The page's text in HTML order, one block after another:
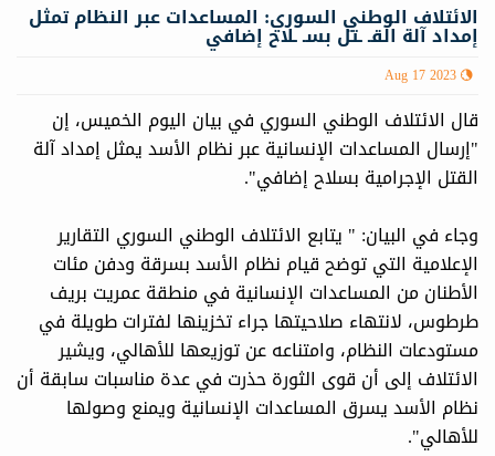
الائتلاف الوطني السوري: المساعدات عبر النظام تمثل
إمداد آلة القـ ـتل بسـ ـلاح إضافي
Aug 17 2023
قال الائتلاف الوطني السوري في بيان اليوم الخميس، إن
"إرسال المساعدات الإنسانية عبر نظام الأسد يمثل إمداد آلة
القتل الإجرامية بسلاح إضافي".
وجاء في البيان: " يتابع الائتلاف الوطني السوري التقارير
الإعلامية التي توضح قيام نظام الأسد بسرقة ودفن مئات
الأطنان من المساعدات الإنسانية في منطقة عمريت بريف
طرطوس، لانتهاء صلاحيتها جراء تخزينها لفترات طويلة في
مستودعات النظام، وامتناعه عن توزيعها للأهالي، ويشير
الائتلاف إلى أن قوى الثورة حذرت في عدة مناسبات سابقة أن
نظام الأسد يسرق المساعدات الإنسانية ويمنع وصولها
للأهالي".